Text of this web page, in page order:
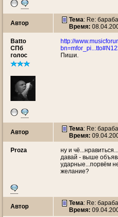
Автор Тема: Re:
Время:
Batto
СПб
голос
http://
Пиши.
Автор Тема: Re:
Время:
Proza
ну и
давай - выше
ударные...порвём
желание?
Автор Тема: Re:
Время: